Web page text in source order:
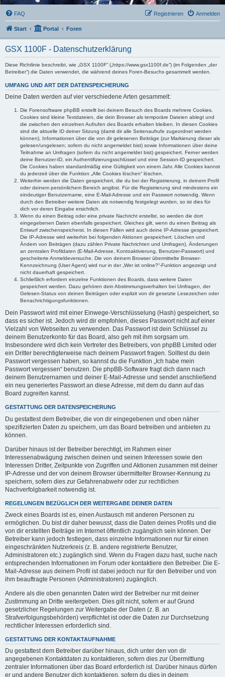
FAQ Anmelden
Registrieren
Start Portal Foren
GSX 1100F - Datenschutzerklärung
Diese Richtlinie beschreibt, wie „GSX 1100F“ („https://www.gsx1100f.de“) (im Folgenden „der
Betreiber“) die Daten verwendet, die während deines Foren-Besuchs gesammelt werden.
UMFANG UND ART DER DATENSPEICHERUNG
Deine Daten werden auf vier verschiedene Arten gesammelt:
Die Forensoftware phpBB erstellt bei deinem Besuch des Boards mehrere Cookies.
Cookies sind kleine Textdateien, die dein Browser als temporäre Dateien ablegt und
die zwischen den einzelnen Aufrufen des Boards erhalten bleiben. In diesen Cookies
sind die aktuelle ID deiner Sitzung (damit dir alle Seitenaufrufe zugeordnet werden
können), Informationen über die von dir gelesenen Beiträge (zur Markierung dieser als
gelesen/ungelesen; sofern du nicht angemeldet bist) sowie Informationen über deine
Teilnahme an Umfragen (sofern du nicht angemeldet bist) gespeichert. Ferner werden
deine Benutzer-ID, ein Authentifizierungsschlüssel und eine Session-ID gespeichert.
Die Cookies haben standardmäßig eine Gültigkeit von einem Jahr. Alle Cookies kannst
du jederzeit über die Funktion „Alle Cookies löschen“ löschen.
Weiterhin werden die Daten gespeichert, die du bei der Registrierung, in deinem Profil
oder deinem persönlichem Bereich angibst. Für die Registrierung sind mindestens ein
eindeutiger Benutzername, eine E-Mail-Adresse und ein Passwort notwendig. Wenn
durch den Betreiber weitere Daten als notwendig festgelegt wurden, so ist dies für
dich vor deren Eingabe ersichtlich.
Wenn du einen Beitrag oder eine private Nachricht erstellst, so werden die dort
eingegebenen Daten ebenfalls gespeichert. Gleiches gilt, wenn du einen Beitrag als
Entwurf zwischenspeicherst. In diesen Fällen wird auch deine IP-Adresse gespeichert.
Die IP-Adresse wird weiterhin bei folgenden Aktionen gespeichert: Löschen und
Ändern von Beiträgen (dazu zählen Private Nachrichten und Umfragen), Änderungen
an zentralen Profildaten (E-Mail-Adresse, Kontoaktivierung, Benutzer-Passwort) und
gescheiterte Anmeldeversuche. Die von deinem Browser übermittelte Browser-
Kennzeichnung (User Agent) wird nur in der „Wer ist online?“-Funktion angezeigt und
nicht dauerhaft gespeichert.
Schließlich erfordern einzelne Funktionen des Boards, dass weitere Daten
gespeichert werden. Dazu gehören dein Abstimmungsverhalten bei Umfragen, der
Gelesen-Status von deinen Beiträgen oder explizit von dir gesetzte Lesezeichen oder
Benachrichtigungsfunktionen.
Dein Passwort wird mit einer Einwege-Verschlüsselung (Hash) gespeichert, so
dass es sicher ist. Jedoch wird dir empfohlen, dieses Passwort nicht auf einer
Vielzahl von Webseiten zu verwenden. Das Passwort ist dein Schlüssel zu
deinem Benutzerkonto für das Board, also geh mit ihm sorgsam um.
Insbesondere wird dich kein Vertreter des Betreibers, von phpBB Limited oder
ein Dritter berechtigterweise nach deinem Passwort fragen. Solltest du dein
Passwort vergessen haben, so kannst du die Funktion „Ich habe mein
Passwort vergessen“ benutzen. Die phpBB-Software fragt dich dann nach
deinem Benutzernamen und deiner E-Mail-Adresse und sendet anschließend
ein neu generiertes Passwort an diese Adresse, mit dem du dann auf das
Board zugreifen kannst.
GESTATTUNG DER DATENSPEICHERUNG
Du gestattest dem Betreiber, die von dir eingegebenen und oben näher
spezifizierten Daten zu speichern, um das Board betreiben und anbieten zu
können.
Darüber hinaus ist der Betreiber berechtigt, im Rahmen einer
Interessenabwägung zwischen deinen und seinen Interessen sowie den
Interessen Dritter, Zeitpunkte von Zugriffen und Aktionen zusammen mit deiner
IP-Adresse und der von deinem Browser übermittelter Browser-Kennung zu
speichern, sofern dies zur Gefahrenabwehr oder zur rechtlichen
Nachverfolgbarkeit notwendig ist.
REGELUNGEN BEZÜGLICH DER WEITERGABE DEINER DATEN
Zweck eines Boards ist es, einen Austausch mit anderen Personen zu
ermöglichen. Du bist dir daher bewusst, dass die Daten deines Profils und die
von dir erstellten Beiträge im Internet öffentlich zugänglich sein können. Der
Betreiber kann jedoch festlegen, dass einzelne Informationen nur für einen
eingeschränkten Nutzerkreis (z. B. andere registrierte Benutzer,
Administratoren etc.) zugänglich sind. Wenn du Fragen dazu hast, suche nach
entsprechenden Informationen im Forum oder kontaktiere den Betreiber. Die E-
Mail-Adresse aus deinem Profil ist dabei jedoch nur für den Betreiber und von
ihm beauftragte Personen (Administratoren) zugänglich.
Andere als die oben genannten Daten wird der Betreiber nur mit deiner
Zustimmung an Dritte weitergeben. Dies gilt nicht, sofern er auf Grund
gesetzlicher Regelungen zur Weitergabe der Daten (z. B. an
Strafverfolgungsbehörden) verpflichtet ist oder die Daten zur Durchsetzung
rechtlicher Interessen erforderlich sind.
GESTATTUNG DER KONTAKTAUFNAHME
Du gestattest dem Betreiber darüber hinaus, dich unter den von dir
angegebenen Kontaktdaten zu kontaktieren, sofern dies zur Übermittlung
zentraler Informationen über das Board erforderlich ist. Darüber hinaus dürfen
er und andere Benutzer dich kontaktieren, sofern du dies in deinem